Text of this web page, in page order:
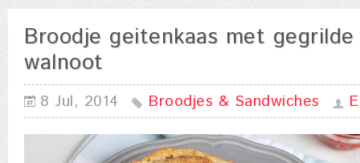
Broodje geitenkaas met
walnoot
8 Jul, 2014 Broodjes & Sandwiches